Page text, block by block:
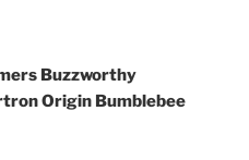
Buzzworthy
Origin Bumblebee